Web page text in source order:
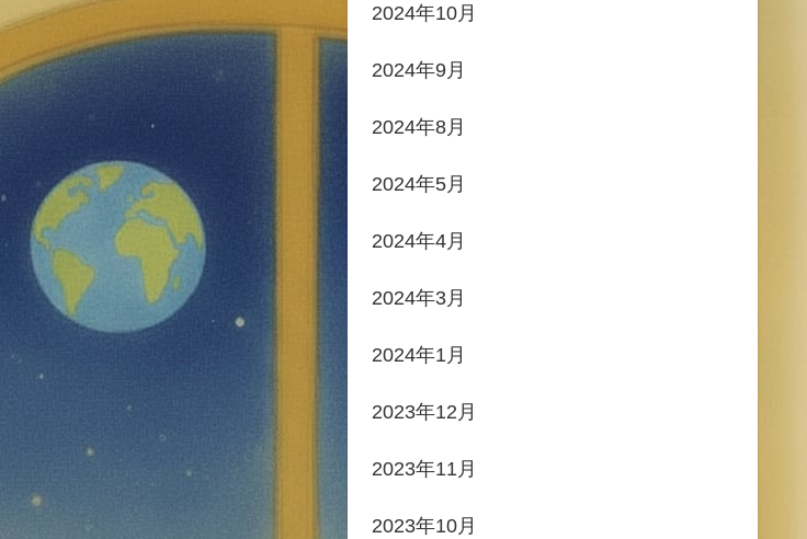
2024年10月
2024年9月
2024年8月
2024年5月
2024年4月
2024年3月
2024年1月
2023年12月
2023年11月
2023年10月